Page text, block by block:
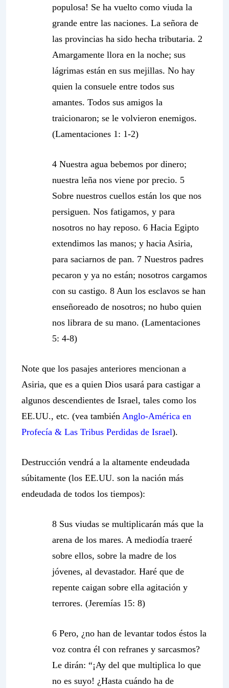
populosa! Se ha vuelto como viuda la
grande entre las naciones. La señora de
las provincias ha sido hecha tributaria. 2
Amargamente llora en la noche; sus
lágrimas están en sus mejillas. No hay
quien la consuele entre todos sus
amantes. Todos sus amigos la
traicionaron; se le volvieron enemigos.
(Lamentaciones 1: 1-2)
4 Nuestra agua bebemos por dinero;
nuestra leña nos viene por precio. 5
Sobre nuestros cuellos están los que nos
persiguen. Nos fatigamos, y para
nosotros no hay reposo. 6 Hacia Egipto
extendimos las manos; y hacia Asiria,
para saciarnos de pan. 7 Nuestros padres
pecaron y ya no están; nosotros cargamos
con su castigo. 8 Aun los esclavos se han
enseñoreado de nosotros; no hubo quien
nos librara de su mano. (Lamentaciones
5: 4-8)
Note que los pasajes anteriores mencionan a
Asiria, que es a quien Dios usará para castigar a
algunos descendientes de Israel, tales como los
EE.UU., etc. (vea también Anglo-América en
Profecía & Las Tribus Perdidas de Israel).
Destrucción vendrá a la altamente endeudada
súbitamente (los EE.UU. son la nación más
endeudada de todos los tiempos):
8 Sus viudas se multiplicarán más que la
arena de los mares. A mediodía traeré
sobre ellos, sobre la madre de los
jóvenes, al devastador. Haré que de
repente caigan sobre ella agitación y
terrores. (Jeremías 15: 8)
6 Pero, ¿no han de levantar todos éstos la
voz contra él con refranes y sarcasmos?
Le dirán: “¡Ay del que multiplica lo que
no es suyo! ¿Hasta cuándo ha de